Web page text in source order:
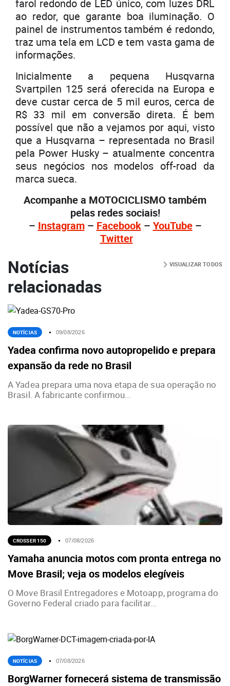
farol redondo de LED único, com luzes DRL
ao redor, que garante boa iluminação. O
painel de instrumentos também é redondo,
traz uma tela em LCD e tem vasta gama de
informações.
Inicialmente a pequena Husqvarna
Svartpilen 125 será oferecida na Europa e
deve custar cerca de 5 mil euros, cerca de
R$ 33 mil em conversão direta. É bem
possível que não a vejamos por aqui, visto
que a Husqvarna – representada no Brasil
pela Power Husky – atualmente concentra
seus negócios nos modelos off-road da
marca sueca.
Acompanhe a MOTOCICLISMO também
pelas redes sociais!
– Instagram– Facebook– YouTube–
Twitter
Notícias
relacionadas
VISUALIZAR TODOS
NOTÍCIAS 09/08/2026
Yadea confirma novo autopropelido e prepara
expansão da rede no Brasil
A Yadea prepara uma nova etapa de sua operação no
Brasil. A fabricante confirmou...
CROSSER 150 07/08/2026
Yamaha anuncia motos com pronta entrega no
Move Brasil; veja os modelos elegíveis
O Move Brasil Entregadores e Motoapp, programa do
Governo Federal criado para facilitar...
NOTÍCIAS 07/08/2026
BorgWarner fornecerá sistema de transmissão